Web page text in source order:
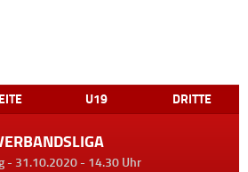
U19 DRITTE
- 31.10.2020 - 14.30 Uhr